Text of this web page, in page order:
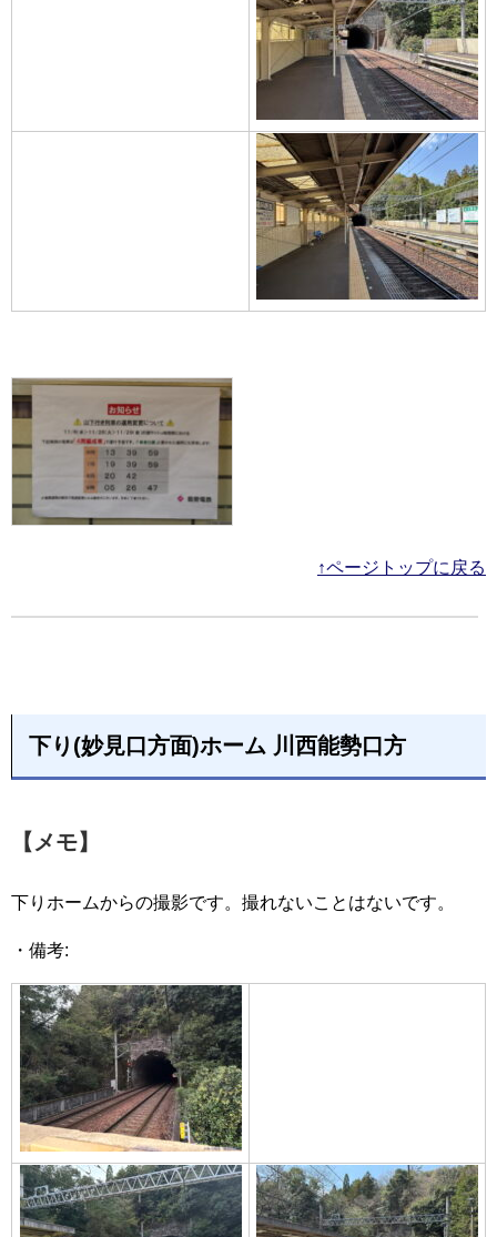
↑ページトップに戻る
下り(妙見口方面)ホーム 川西能勢口方
【メモ】
下りホームからの撮影です。撮れないことはないです。
・備考: